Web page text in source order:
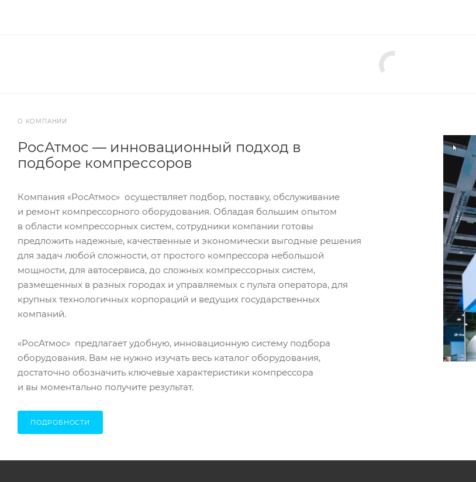
О КОМПАНИИ
РосАтмос — инновационный подход в
подборе компрессоров
Компания «РосАтмос» осуществляет подбор, поставку, обслуживание
и ремонт компрессорного оборудования. Обладая большим опытом
в области компрессорных систем, сотрудники компании готовы
предложить надежные, качественные и экономически выгодные решения
для задач любой сложности, от простого компрессора небольшой
мощности, для автосервиса, до сложных компрессорных систем,
размещенных в разных городах и управляемых с пульта оператора, для
крупных технологичных корпораций и ведущих государственных
компаний.
«РосАтмос» предлагает удобную, инновационную систему подбора
оборудования. Вам не нужно изучать весь каталог оборудования,
достаточно обозначить ключевые характеристики компрессора
и вы моментально получите результат.
ПОДРОБНОСТИ